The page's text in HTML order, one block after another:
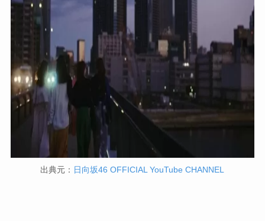
出典元： 日向坂46 OFFICIAL YouTube CHANNEL